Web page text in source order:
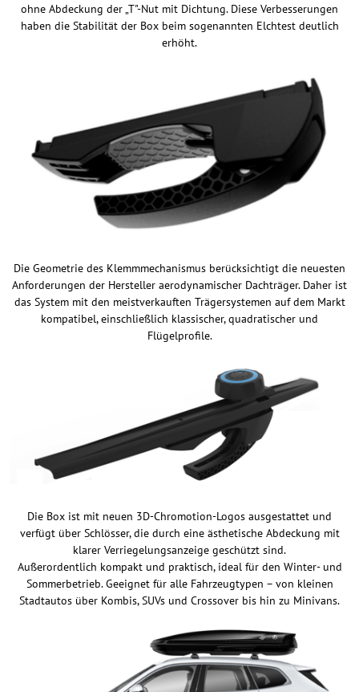
ohne Abdeckung der „T"-Nut mit Dichtung. Diese Verbesserungen
haben die Stabilität der Box beim sogenannten Elchtest deutlich
erhöht.
Die Geometrie des Klemmmechanismus berücksichtigt die neuesten
Anforderungen der Hersteller aerodynamischer Dachträger. Daher ist
das System mit den meistverkauften Trägersystemen auf dem Markt
kompatibel, einschließlich klassischer, quadratischer und
Flügelprofile.
Die Box ist mit neuen 3D-Chromotion-Logos ausgestattet und
verfügt über Schlösser, die durch eine ästhetische Abdeckung mit
klarer Verriegelungsanzeige geschützt sind.
Außerordentlich kompakt und praktisch, ideal für den Winter- und
Sommerbetrieb. Geeignet für alle Fahrzeugtypen – von kleinen
Stadtautos über Kombis, SUVs und Crossover bis hin zu Minivans.